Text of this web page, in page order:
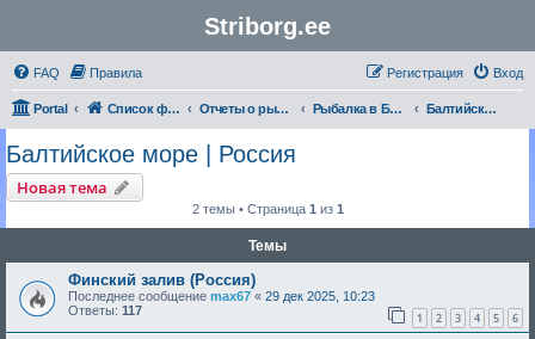
Striborg.ee
FAQ Правила Вход
Регистрация
Portal Список форумов Отчеты о рыбалке и не только Рыбалка в Балтийском море | Отчеты Балтийское море | Россия
Балтийское море | Россия
Новая тема
2 темы • Страница 1 из 1
Темы
Финский залив (Россия)
Последнее сообщение max67 « 29 дек 2025, 10:23
Ответы: 117 1 2 3 4 5 6